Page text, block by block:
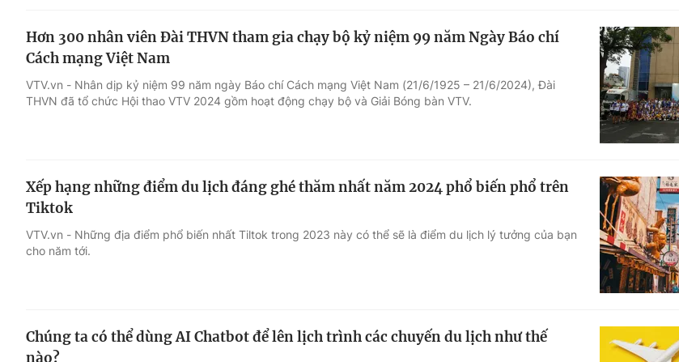
Hơn 300 nhân viên Đài THVN tham gia chạy bộ kỷ niệm 99 năm Ngày Báo chí
Cách mạng Việt Nam
VTV.vn - Nhân dịp kỷ niệm 99 năm ngày Báo chí Cách mạng Việt Nam (21/6/1925 – 21/6/2024), Đài
THVN đã tổ chức Hội thao VTV 2024 gồm hoạt động chạy bộ và Giải Bóng bàn VTV.
Xếp hạng những điểm du lịch đáng ghé thăm nhất năm 2024 phổ biến phổ trên
Tiktok
VTV.vn - Những địa điểm phổ biến nhất Tiltok trong 2023 này có thể sẽ là điểm du lịch lý tưởng của bạn
cho năm tới.
Chúng ta có thể dùng AI Chatbot để lên lịch trình các chuyến du lịch như thế
nào?